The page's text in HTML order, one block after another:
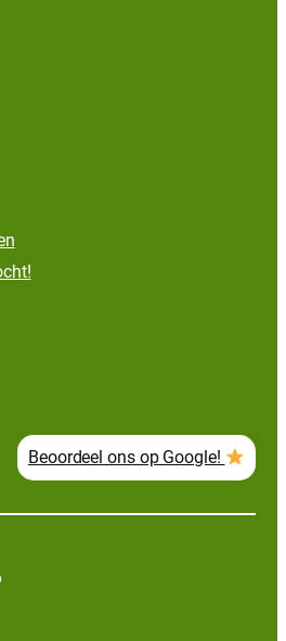
Beoordeel ons op Google!